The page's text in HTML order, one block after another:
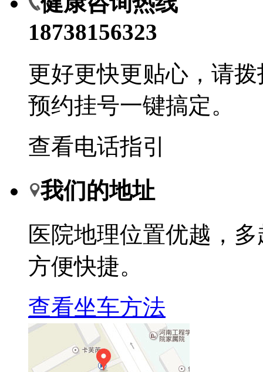
18738156323
更好更快更贴心，请
预约挂号一键搞定。
查看电话指引
我们的地址
医院地理位置优越，
方便快捷。
查看坐车方法